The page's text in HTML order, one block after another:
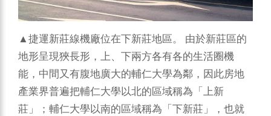
▲捷運新莊線機廠位在下新莊地區。 由於新莊區的
地形呈現狹長形，上、下兩方各有各的生活圈機
能，中間又有腹地廣大的輔仁大學為鄰，因此房地
產業界普遍把輔仁大學以北的區域稱為「上新
莊」；輔仁大學以南的區域稱為「下新莊」，也就